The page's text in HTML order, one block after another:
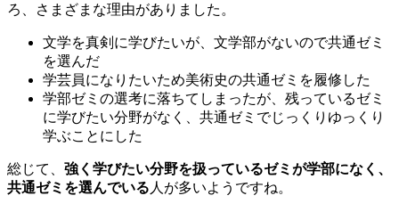
ろ、さまざまな理由がありました。
文学を真剣に学びたいが、文学部がないので共通ゼミ
を選んだ
学芸員になりたいため美術史の共通ゼミを履修した
学部ゼミの選考に落ちてしまったが、残っているゼミ
に学びたい分野がなく、共通ゼミでじっくりゆっくり
学ぶことにした
総じて、 強く学びたい分野を扱っているゼミが学部になく、
共通ゼミを選んでいる 人が多いようですね。